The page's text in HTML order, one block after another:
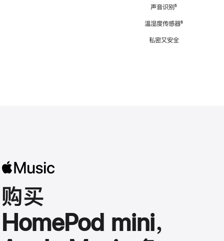
声音识别脚
⁵
温湿度传感器脚
⁶
私密又安全
购买
HomePod mini，